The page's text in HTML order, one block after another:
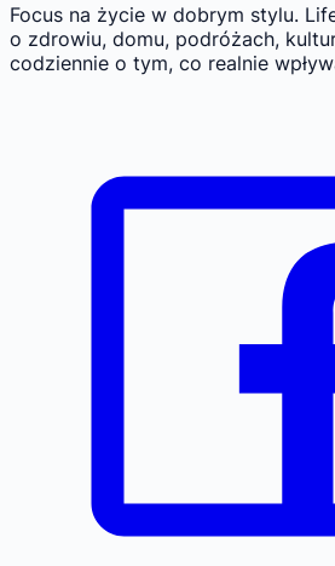
Focus na życie w dobrym stylu.
o zdrowiu, domu, podróżach,
codziennie o tym, co realnie